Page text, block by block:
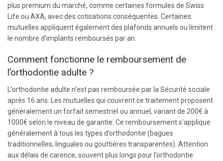
plus premium du marché, comme certaines formules de Swiss
Life ou AXA, avec des cotisations conséquentes. Certaines
mutuelles appliquent également des plafonds annuels ou limitent
le nombre d’implants remboursés par an.
Comment fonctionne le remboursement de
l’orthodontie adulte ?
L’orthodontie adulte n’est pas remboursée par la Sécurité sociale
après 16 ans. Les mutuelles qui couvrent ce traitement proposent
généralement un forfait semestriel ou annuel, variant de 200€ à
1000€ selon le niveau de garantie. Ce remboursement s’applique
généralement à tous les types d’orthodontie (bagues
traditionnelles, linguales ou gouttières transparentes). Attention
aux délais de carence, souvent plus longs pour l’orthodontie